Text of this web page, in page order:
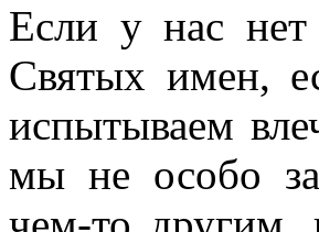
Если у нас нет
Святых имен,
испытываем
мы не особо